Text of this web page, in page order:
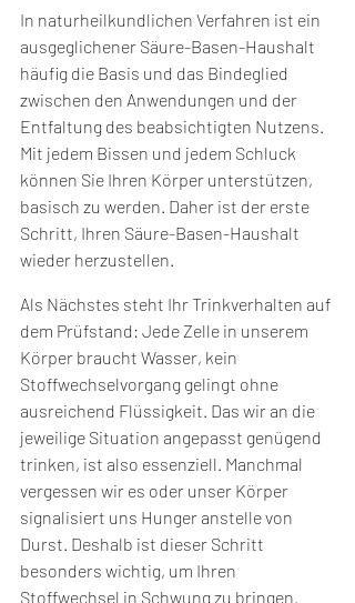
In naturheilkundlichen Verfahren ist ein
ausgeglichener Säure-Basen-Haushalt
häufig die Basis und das Bindeglied
zwischen den Anwendungen und der
Entfaltung des beabsichtigten Nutzens.
Mit jedem Bissen und jedem Schluck
können Sie Ihren Körper unterstützen,
basisch zu werden. Daher ist der erste
Schritt, Ihren Säure-Basen-Haushalt
wieder herzustellen.
Als Nächstes steht Ihr Trinkverhalten auf
dem Prüfstand: Jede Zelle in unserem
Körper braucht Wasser, kein
Stoffwechselvorgang gelingt ohne
ausreichend Flüssigkeit. Das wir an die
jeweilige Situation angepasst genügend
trinken, ist also essenziell. Manchmal
vergessen wir es oder unser Körper
signalisiert uns Hunger anstelle von
Durst. Deshalb ist dieser Schritt
besonders wichtig, um Ihren
Stoffwechsel in Schwung zu bringen.